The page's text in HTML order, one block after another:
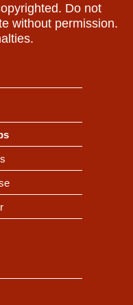
Do not
without permission.